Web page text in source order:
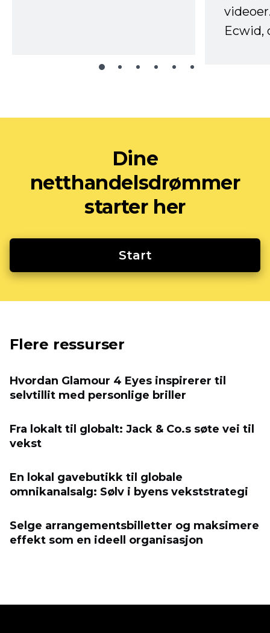
Ecwid,
Dine
netthandelsdrømmer
starter her
Start
Flere ressurser
Hvordan Glamour 4 Eyes inspirerer til
selvtillit med personlige briller
Fra lokalt til globalt: Jack & Co.s søte vei til
vekst
En lokal gavebutikk til globale
omnikanalsalg: Sølv i byens vekststrategi
Selge arrangementsbilletter og maksimere
effekt som en ideell organisasjon